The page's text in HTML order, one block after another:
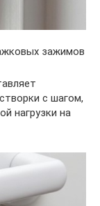
зажимов
с шагом,
нагрузки на